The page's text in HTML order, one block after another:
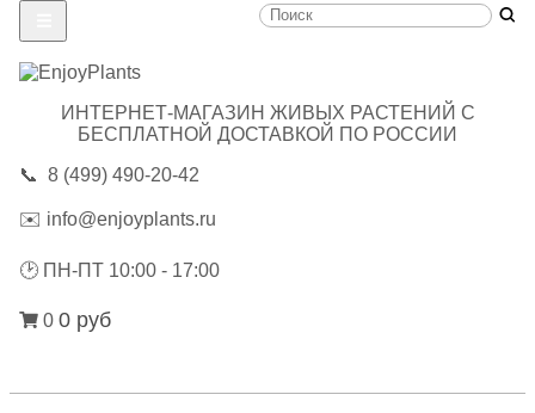
ИНТЕРНЕТ-МАГАЗИН ЖИВЫХ РАСТЕНИЙ С
БЕСПЛАТНОЙ ДОСТАВКОЙ ПО РОССИИ
📞 8 (499) 490-20-42
✉️ info@enjoyplants.ru
🕑 ПН-ПТ 10:00 - 17:00
0 0 руб